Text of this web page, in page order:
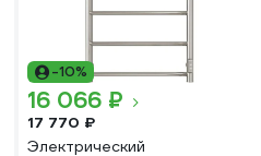
-10%
16 066 ₽
17 770 ₽
Электрический